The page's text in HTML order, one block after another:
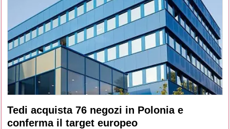
Tedi acquista 76 negozi in Polonia e
conferma il target europeo